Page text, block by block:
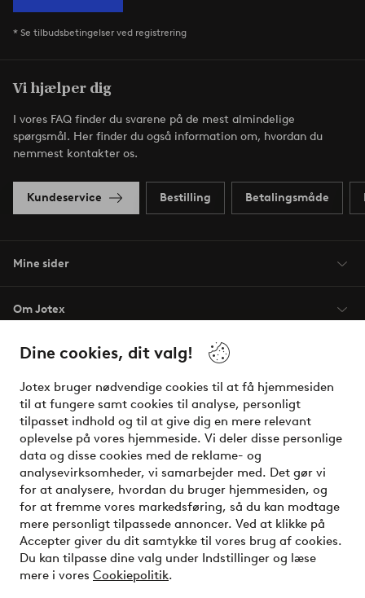
Dine cookies, dit valg!
Jotex bruger nødvendige cookies til at få hjemmesiden
til at fungere samt cookies til analyse, personligt
tilpasset indhold og til at give dig en mere relevant
oplevelse på vores hjemmeside. Vi deler disse personlige
data og disse cookies med de reklame- og
analysevirksomheder, vi samarbejder med. Det gør vi
for at analysere, hvordan du bruger hjemmesiden, og
for at fremme vores markedsføring, så du kan modtage
mere personligt tilpassede annoncer. Ved at klikke på
Accepter giver du dit samtykke til vores brug af cookies.
Du kan tilpasse dine valg under Indstillinger og læse
mere i vores Cookiepolitik.
* Se tilbudsbetingelser ved registrering
Vi hjælper dig
I vores FAQ finder du svarene på de mest almindelige
spørgsmål. Her finder du også information om, hvordan du
nemmest kontakter os.
Kundeservice Bestilling Betalingsmåde
Mine sider
Om Jotex
Vilkår
Venner
Sikre betalinger - betal nu eller del op
Vil du vide mere om vores betalingsmuligheder?
elpy